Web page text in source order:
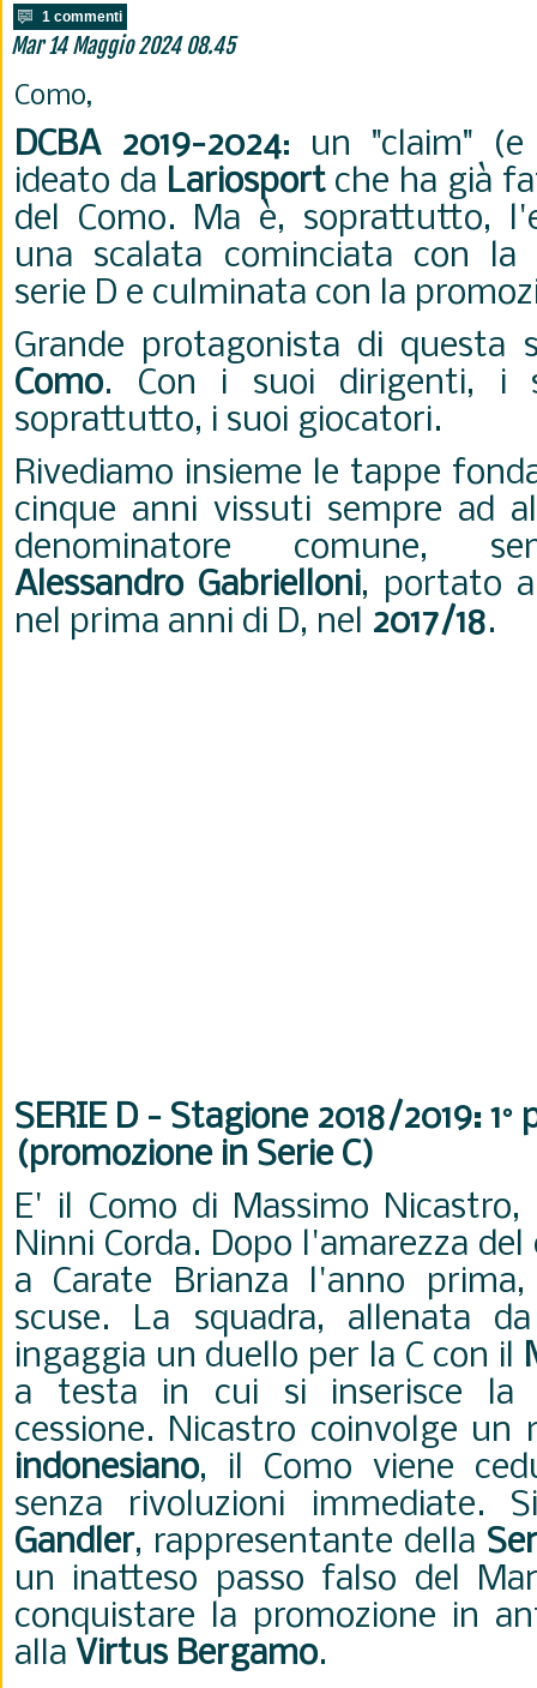
1 commenti
Mar 14 Maggio 2024 08.45
Como,
DCBA 2019-2024: un "claim"
ideato da Lariosportche ha già
del Como. Ma è, soprattutto,
una scalata cominciata con la
serie D e culminata con la
Grande protagonista di questa
Como. Con i suoi dirigenti, i
soprattutto, i suoi giocatori.
Rivediamo insieme le tappe
cinque anni vissuti sempre ad
denominatore comune,
Alessandro Gabrielloni, portato
nel prima anni di D, nel 2017/18.
SERIE D - Stagione 2018/2019: 1°
(promozione in Serie C)
E' il Como di Massimo Nicastro,
Ninni Corda. Dopo l'amarezza
a Carate Brianza l'anno
scuse. La squadra, allenata
ingaggia un duello per la C con il
a testa in cui si inserisce la
cessione. Nicastro coinvolge un
indonesiano, il Como viene
senza rivoluzioni immediate.
Gandler, rappresentante della
un inatteso passo falso del
conquistare la promozione in
alla Virtus Bergamo.